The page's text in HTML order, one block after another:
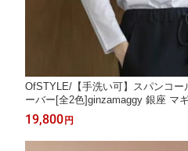
OfSTYLE/【手洗い可】スパンコ
ーバー[全2色]ginzamaggy 銀座 マ
ザマギー ぎんざまぎー 送料無料
ン 20代 30代 40代 プレゼント ギフ
19,800 円